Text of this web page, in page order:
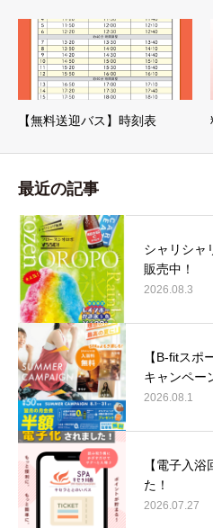
【無料送迎バス】時刻表
最近の記事
シャリシャ
販売中！
2026.08.3
【B-fitスポ
キャンペー
2026.08.1
【電子入
た！
2026.07.27